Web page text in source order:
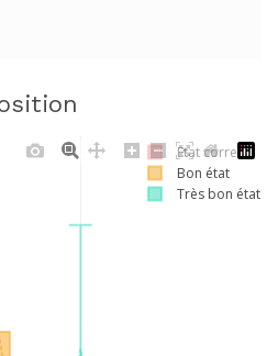
Etat correct
Bon état
Très bon état